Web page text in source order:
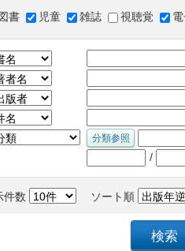
書 児童 雑誌 視聴覚
/
件数 ソート順